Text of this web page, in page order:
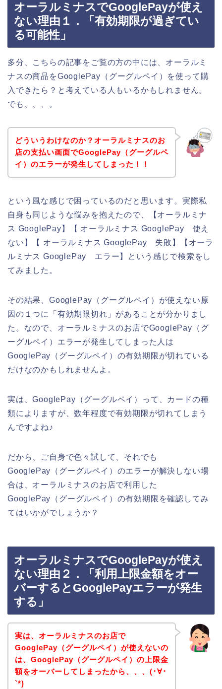
オーラルミナスでGooglePayが使え
ない理由１．「有効期限が過ぎてい
る可能性」
多分、こちらの記事をご覧の方の中には、オーラルミ
ナスの商品をGooglePay（グーグルペイ）を使って購
入できたら？と考えている人もいるかもしれません。
でも、、、。
どういうわけなのか？オーラルミナスのお
店の支払い画面でGooglePay（グーグルペ
イ）のエラーが発生してしまった！！
という風な感じで困っているのだと思います。実際私
自身も同じような悩みを抱えたので、【オーラルミナ
ス GooglePay】【 オーラルミナス GooglePay 使え
ない】【 オーラルミナス GooglePay 失敗】【オーラ
ルミナス GooglePay エラー】という感じで検索をし
てみました。
その結果、GooglePay（グーグルペイ）が使えない原
因の１つに「有効期限切れ」があることが分かりまし
た。なので、オーラルミナスのお店でGooglePay（グ
ーグルペイ）エラーが発生してしまった人は
GooglePay（グーグルペイ）の有効期限が切れている
だけなのかもしれませんよ。
実は、GooglePay（グーグルペイ）って、カードの種
類によりますが、数年程度で有効期限が切れてしまう
んですよね♪
だから、ご自身で色々試して、それでも
GooglePay（グーグルペイ）のエラーが解決しない場
合は、オーラルミナスのお店で利用した
GooglePay（グーグルペイ）の有効期限を確認してみ
てはいかがでしょうか？
オーラルミナスでGooglePayが使え
ない理由２．「利用上限金額をオー
バーするとGooglePayエラーが発生
する」
実は、オーラルミナスのお店で
GooglePay（グーグルペイ）が使えないの
は、GooglePay（グーグルペイ）の上限金
額をオーバーしてしまったから、、、(･∀･
`*)